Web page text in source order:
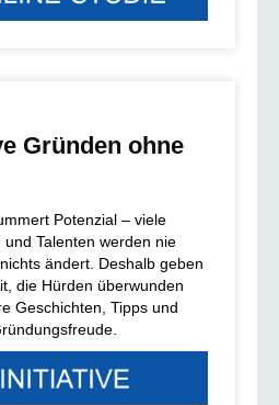
Gründen ohne
Potenzial – viele
Talenten werden nie
ändert. Deshalb geben
die Hürden überwunden
Geschichten, Tipps und